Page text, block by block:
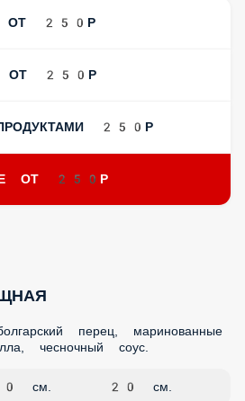
250Р
250Р
перец, маринованные
чесночный соус.
20 см.